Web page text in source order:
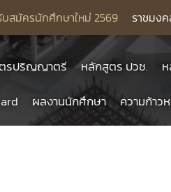
บสมัครนักศึกษาใหม่ 2569 ราชมง
รปริญญาตรี หลักสูตร ปวช.
ผลงานนักศึกษา ความก้าว